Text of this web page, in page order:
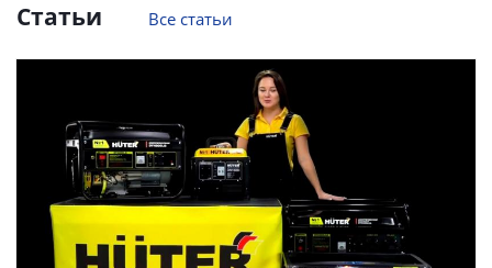
Статьи Все статьи